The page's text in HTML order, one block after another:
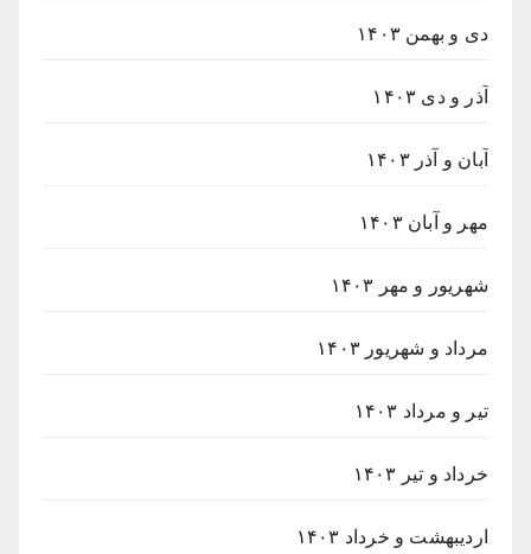
دی و بهمن ۱۴۰۳
آذر و دی ۱۴۰۳
آبان و آذر ۱۴۰۳
مهر و آبان ۱۴۰۳
شهریور و مهر ۱۴۰۳
مرداد و شهریور ۱۴۰۳
تیر و مرداد ۱۴۰۳
خرداد و تیر ۱۴۰۳
اردیبهشت و خرداد ۱۴۰۳